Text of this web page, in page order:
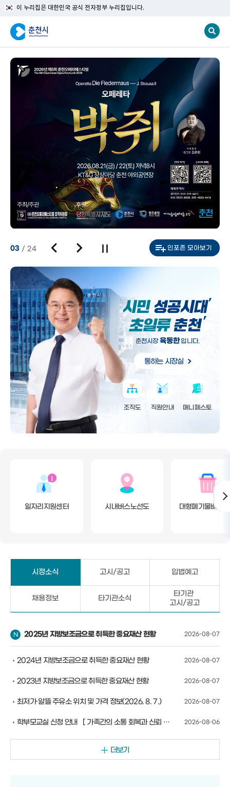
이 누리집은 대한민국 공식 전자정부 누리집입니다.
03 / 24 인포존 모아보기
춘천시장육동한입니다.
통하는 시장실
조직도 직원안내 매니페스토
일자리지원센터 시내버스노선도 대형폐기물배출
시정소식 고시/공고 입법예고
채용정보 타기관소식
타기관
고시/공고
더보기
2025년 지방보조금으로 취득한 중요재산 현황 2026-08-07
2024년 지방보조금으로 취득한 중요재산 현황 2026-08-07
2023년 지방보조금으로 취득한 중요재산 현황 2026-08-07
최저가·알뜰 주유소 위치 및 가격 정보(2026. 8. 7.) 2026-08-07
학부모교실 신청 안내 ［ 가족간의 소통 회복과 신뢰 형성 ］ 2026-08-06